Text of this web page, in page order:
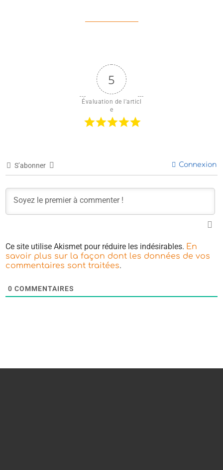
5
Évaluation de l'articl
e
S’abonner Connexion
Ce site utilise Akismet pour réduire les indésirables. En
savoir plus sur la façon dont les données de vos
commentaires sont traitées.
0 COMMENTAIRES